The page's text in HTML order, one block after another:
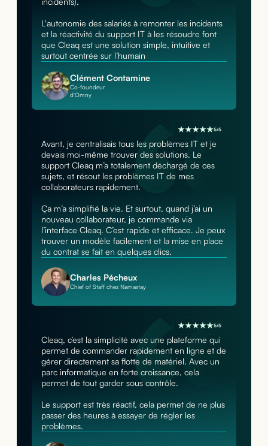
L'autonomie des salariés à remonter les incidents
et la réactivité du support IT à les résoudre font
que Cleaq est une solution simple, intuitive et
surtout centrée sur l’humain
Clément Contamine
Co-foundeur
d'Omny
5/5
Avant, je centralisais tous les problèmes IT et je
devais moi-même trouver des solutions. Le
support Cleaq m’a totalement déchargé de ces
sujets, et résout les problèmes IT de mes
collaborateurs rapidement.
Ça m’a simplifié la vie. Et surtout, quand j’ai un
nouveau collaborateur, je commande via
l’interface Cleaq. C’est rapide et efficace. Je peux
trouver un modèle facilement et la mise en place
du contrat se fait en quelques clics.
Charles Pécheux
Chief of Staff chez Namastay
5/5
Cleaq, c’est la simplicité avec une plateforme qui
permet de commander rapidement en ligne et de
gérer directement sa flotte de matériel. Avec un
parc informatique en forte croissance, cela
permet de tout garder sous contrôle.
Le support est très réactif, cela permet de ne plus
passer des heures à essayer de régler les
problèmes.